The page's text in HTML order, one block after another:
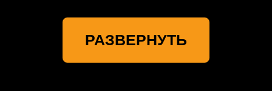
ремонта Mazda (Мазда) «ДетейлингофЪ»
предлагает Вам заказать недорогую, но
РАЗВЕРНУТЬ